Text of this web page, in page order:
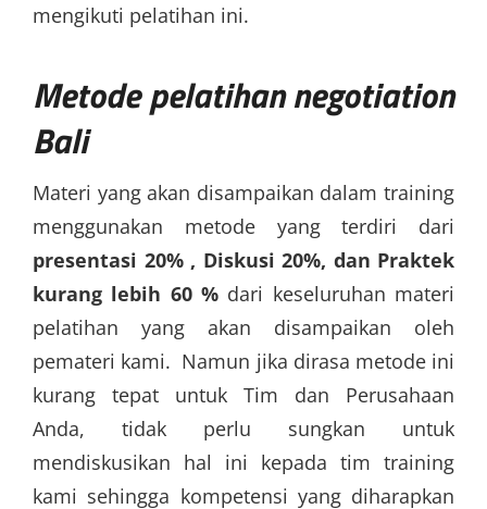
mengikuti pelatihan ini.
Metodepelatihan negotiation
Bali
Materi yang akan disampaikan dalam training
menggunakan metode yang terdiri dari
presentasi 20% , Diskusi 20%, dan Praktek
kurang lebih 60 % dari keseluruhan materi
pelatihan yang akan disampaikan oleh
pemateri kami. Namun jika dirasa metode ini
kurang tepat untuk Tim dan Perusahaan
Anda, tidak perlu sungkan untuk
mendiskusikan hal ini kepada tim training
kami sehingga kompetensi yang diharapkan